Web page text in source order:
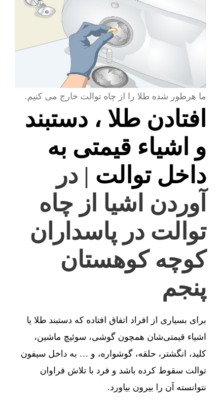
ما هرطور شده طلا را از چاه توالت خارج می کنیم.
افتادن طلا ، دستبند
و اشیاء قیمتی به
داخل توالت | در
آوردن اشیا از چاه
توالت در پاسداران
کوچه کوهستان
پنجم
برای بسیاری از افراد اتفاق افتاده که دستبند طلا یا
اشیاء قیمتی‌شان همچون گوشی، سوئیچ ماشین،
کلید، انگشتر، حلقه، گوشواره، و … به داخل سیفون
توالت سقوط کرده باشد و فرد با تلاش فراوان
نتوانسته آن را بیرون بیاورد.